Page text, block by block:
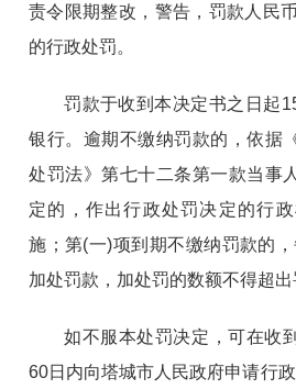
责令限期整改，警告， 罚款人民
的行政处罚。
罚款于收到本决定书之日起
银行。逾期不缴纳罚款的，依据
处罚法》第七十二条第一款当事
定的，作出行政处罚决定的行
施；第(一)项到期不缴纳罚款的
加处罚款，加处罚的数额不得超出
如不服本处罚决定，可在收
60日内向塔城市人民政府申请行